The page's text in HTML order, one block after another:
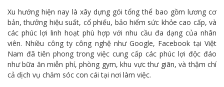
Xu hướng hiện nay là xây dựng gói tổng thể bao gồm lương cơ
bản, thưởng hiệu suất, cổ phiếu, bảo hiểm sức khỏe cao cấp, và
các phúc lợi linh hoạt phù hợp với nhu cầu đa dạng của nhân
viên. Nhiều công ty công nghệ như Google, Facebook tại Việt
Nam đã tiên phong trong việc cung cấp các phúc lợi độc đáo
như bữa ăn miễn phí, phòng gym, khu vực thư giãn, và thậm chí
cả dịch vụ chăm sóc con cái tại nơi làm việc.